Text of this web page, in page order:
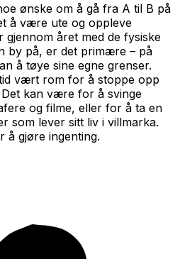
ønske om å gå fra A til B på
å være ute og oppleve
gjennom året med de fysiske
by på, er det primære – på
å tøye sine egne grenser.
vært rom for å stoppe opp
kan være for å svinge
og filme, eller for å ta en
som lever sitt liv i villmarka.
å gjøre ingenting.